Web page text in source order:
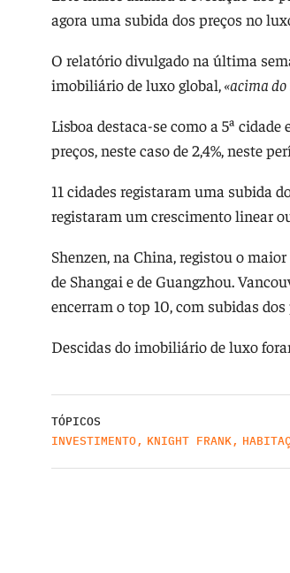
agora uma subida dos preços no
O relatório divulgado na última
imobiliário de luxo global, «acima
Lisboa destaca-se como a 5ª
preços, neste caso de 2,4%, neste
11 cidades registaram uma subida
registaram um crescimento linear
Shenzen, na China, registou o
de Shangai e de Guangzhou.
encerram o top 10, com subidas dos
Descidas do imobiliário de luxo
TÓPICOS
INVESTIMENTO, KNIGHT FRANK,